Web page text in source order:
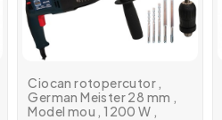
Ciocan rotopercutor ,
German Meister 28 mm ,
Model mou , 1200 W ,